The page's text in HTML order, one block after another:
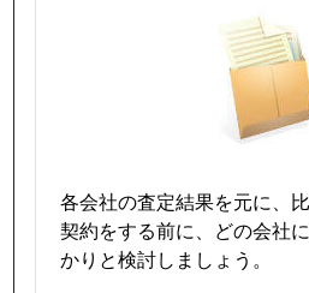
各会社の査定結果を元に、
契約をする前に、どの会社
かりと検討しましょう。